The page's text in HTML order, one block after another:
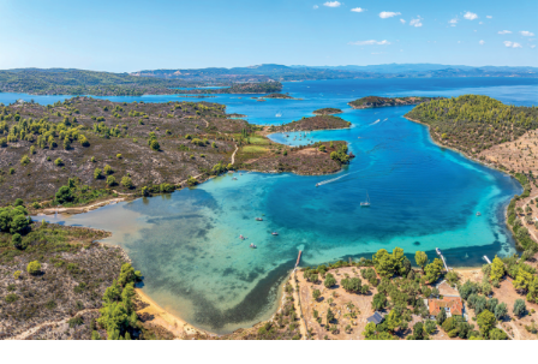
Βίκυ Καραντζαβέλου
Υπεύθυνη Δημοσίων Σχέσεων, NatTour
Τηλ: 210 9374050
Email:vicky@tma.travel/info@bikehotels.travel
Website:www.bikehotels.travel/www.nattour.travel